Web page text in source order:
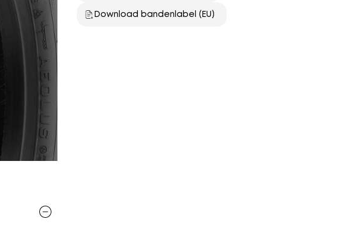
Download bandenlabel (EU)